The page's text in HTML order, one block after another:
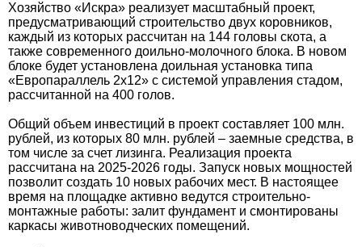
Хозяйство «Искра» реализует масштабный проект,
предусматривающий строительство двух коровников,
каждый из которых рассчитан на 144 головы скота, а
также современного доильно-молочного блока. В новом
блоке будет установлена доильная установка типа
«Европараллель 2х12» с системой управления стадом,
рассчитанной на 400 голов.
Общий объем инвестиций в проект составляет 100 млн.
рублей, из которых 80 млн. рублей – заемные средства, в
том числе за счет лизинга. Реализация проекта
рассчитана на 2025-2026 годы. Запуск новых мощностей
позволит создать 10 новых рабочих мест. В настоящее
время на площадке активно ведутся строительно-
монтажные работы: залит фундамент и смонтированы
каркасы животноводческих помещений.